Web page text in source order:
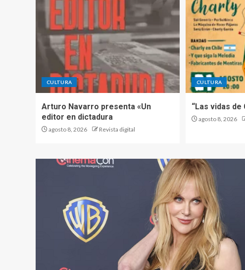
CULTURA
Arturo Navarro presenta «Un
editor en dictadura
agosto 8, 2026 Revista digital
CULTURA
“Las vidas de
agosto 8, 2026